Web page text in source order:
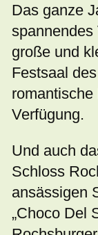
Das ganze
spannendes
große und
Festsaal
Verfügung.
Und auch
Schloss
ansässigen
„Choco Del